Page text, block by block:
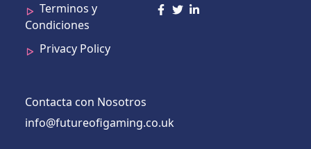
Terminos y
Condiciones
Privacy Policy
Contacta con Nosotros
info@futureofigaming.co.uk